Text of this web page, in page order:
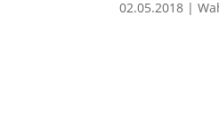
02.05.2018 |